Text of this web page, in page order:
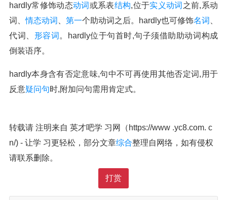
hardly常修饰动态动词或系表结构,位于实义动词 之前,系动
词、情态动词 第一个助动词之后。hardly也可修饰名词
代词、 形容词 。hardly位于句首时,句子须借助助动词构成
倒装语序。
hardly本身含有否定意味,句中不可再使用其他否定词,用于
反意疑问句时,附加问句需用肯定式。
转载请 注明来自 英才吧学 习网（https://www .yc8.com. c
n/) - 让学 习更轻松，部分文章综合整理自网络，如有侵权
请联系删除。
打赏